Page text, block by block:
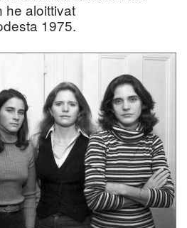
he aloittivat
1975.